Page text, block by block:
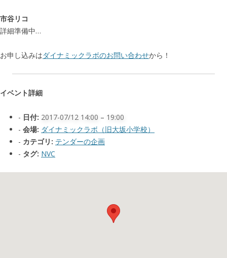
市谷リコ
詳細準備中…
お申し込みはダイナミックラボのお問い合わせから！
イベント詳細
日付: 2017-07/12 14:00 – 19:00
会場: ダイナミックラボ（旧大坂小学校）
カテゴリ: テンダーの企画
タグ: NVC